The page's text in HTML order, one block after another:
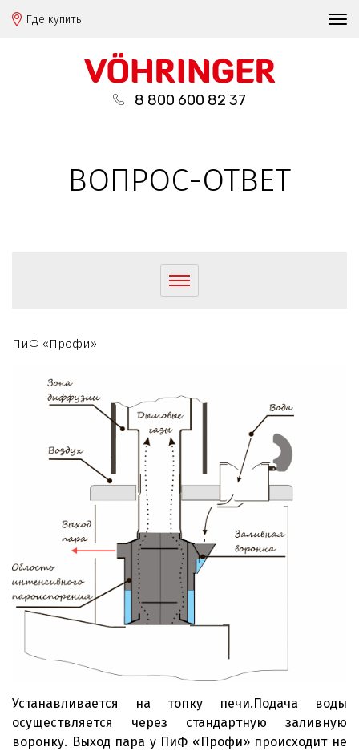
Где купить
8 800 600 82 37
ВОПРОС-ОТВЕТ
ПиФ «Профи»
Устанавливается на топку печи.Подача воды
осуществляется через стандартную заливную
воронку. Выход пара у ПиФ «Профи» происходит не